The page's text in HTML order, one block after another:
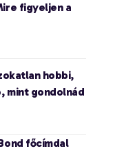
figyeljen a
hobbi,
mint gondolnád
főcímdal